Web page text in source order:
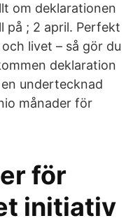
om deklarationen
på ; 2 april. Perfekt
livet – så gör du
deklaration
undertecknad
månader för
för
initiativ